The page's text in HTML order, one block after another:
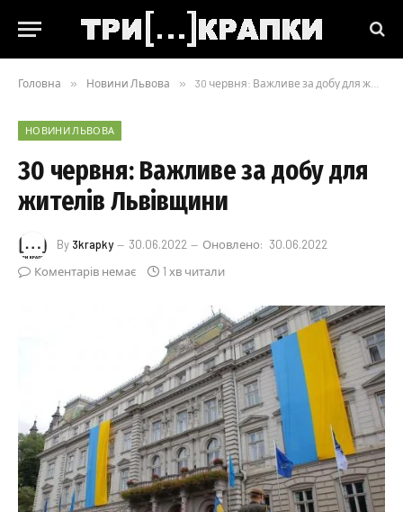
Головна » Новини Львова » 30 червня: Важливе за добу для жителів Львівщини
НОВИНИ ЛЬВОВА
30 червня: Важливе за добу для
жителів Львівщини
By 3krapky 30.06.2022 Оновлено: 30.06.2022
Коментарів немає
1 хв читали